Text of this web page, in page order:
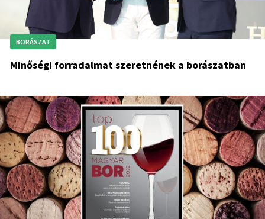
BORÁSZAT
Minőségi forradalmat szeretnének a borászatban